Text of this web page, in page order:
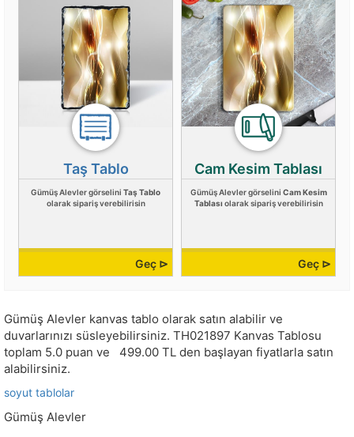
Taş Tablo
Gümüş Alevler görselini Taş Tablo
olarak sipariş verebilirisin
Geç ⊳
Cam Kesim Tablası
Gümüş Alevler görselini Cam Kesim
Tablası olarak sipariş verebilirisin
Geç ⊳
Gümüş Alevler kanvas tablo olarak satın alabilir ve
duvarlarınızı süsleyebilirsiniz. TH021897 Kanvas Tablosu
toplam 5.0 puan ve 499.00 TL den başlayan fiyatlarla satın
alabilirsiniz.
soyut tablolar
Gümüş Alevler